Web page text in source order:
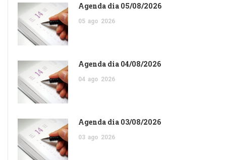
Agenda dia 05/08/2026
05 ago 2026
Agenda dia 04/08/2026
04 ago 2026
Agenda dia 03/08/2026
03 ago 2026